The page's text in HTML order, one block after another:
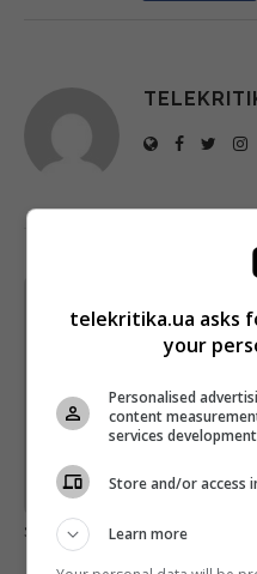
Щотижневий лист
Пишемо з любов'ю
Предоставлено
загрузка...
telekritika.ua asks
your
Personalised
content
services development
Store and/or access
Learn more